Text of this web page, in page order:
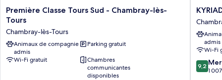
Première
Classe
Sud
-
Chambray-
lès-
Première Classe Tours Sud - Chambray-lès-
Tours
Chambray-lès-Tours
Animaux de compagnie
admis
Parking gratuit
Wi-Fi gratuit
Chambres
communicantes
disponibles
KYRIAD
DIRECT
Tours
Sud
Lès
Tours
admis
Wi-Fi
9.2
sur
9,2
1